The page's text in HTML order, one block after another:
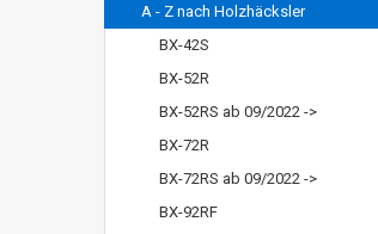
A - Z nach Holzhäcksler
BX-42S
BX-52R
BX-52RS ab 09/2022 ->
BX-72R
BX-72RS ab 09/2022 ->
BX-92RF